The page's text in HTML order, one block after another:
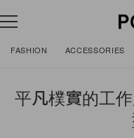
FASHION ACCESSORIES
平凡樸實的工